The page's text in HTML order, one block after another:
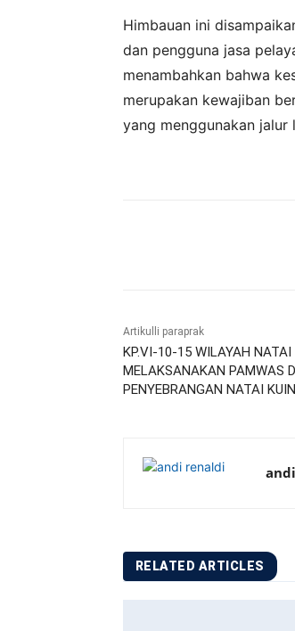
Himbauan ini
dan pengguna jasa
menambahkan bahwa
merupakan kewajiban
yang menggunakan jalur
Artikulli paraprak
KP.VI-10-15 WILAYAH NATAI
MELAKSANAKAN PAMWAS
PENYEBRANGAN NATAI KUINI
RELATED ARTICLES